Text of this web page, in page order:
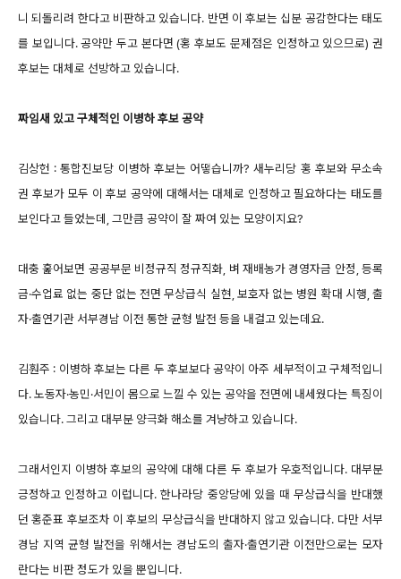
니 되돌리려 한다고 비판하고 있습니다. 반면 이 후보는 십분 공감한다는 태도
를 보입니다. 공약만 두고 본다면 (홍 후보도 문제점은 인정하고 있으므로) 권
후보는 대체로 선방하고 있습니다.
짜임새 있고 구체적인 이병하 후보 공약
김상헌 : 통합진보당 이병하 후보는 어떻습니까? 새누리당 홍 후보와 무소속
권 후보가 모두 이 후보 공약에 대해서는 대체로 인정하고 필요하다는 태도를
보인다고 들었는데, 그만큼 공약이 잘 짜여 있는 모양이지요?
대충 훑어보면 공공부문 비정규직 정규직화, 벼 재배농가 경영자금 안정, 등록
금·수업료 없는 중단 없는 전면 무상급식 실현, 보호자 없는 병원 확대 시행, 출
자·출연기관 서부경남 이전 통한 균형 발전 등을 내걸고 있는데요.
김훤주 : 이병하 후보는 다른 두 후보보다 공약이 아주 세부적이고 구체적입니
다. 노동자·농민·서민이 몸으로 느낄 수 있는 공약을 전면에 내세웠다는 특징이
있습니다. 그리고 대부분 양극화 해소를 겨냥하고 있습니다.
그래서인지 이병하 후보의 공약에 대해 다른 두 후보가 우호적입니다. 대부분
긍정하고 인정하고 이럽니다. 한나라당 중앙당에 있을 때 무상급식을 반대했
던 홍준표 후보조차 이 후보의 무상급식을 반대하지 않고 있습니다. 다만 서부
경남 지역 균형 발전을 위해서는 경남도의 출자·출연기관 이전만으로는 모자
란다는 비판 정도가 있을 뿐입니다.